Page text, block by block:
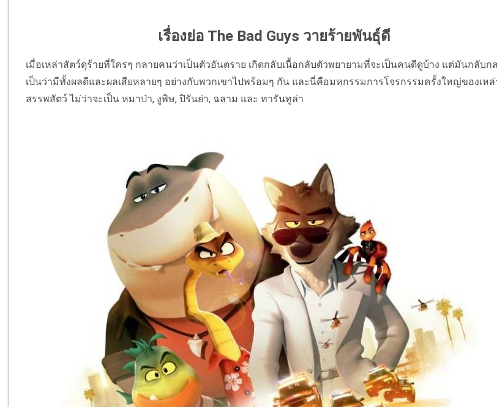
เรื่องย่อ The Bad Guys วายร้ายพันธุ์ดี
เมื่อเหล่าสัตว์ดุร้ายที่ใครๆ กลายคนว่าเป็นตัวอันตราย เกิดกลับเนื้อกลับตัวพยายามที่จะเป็นคนดีดูบ้าง แต่มันกลับก
เป็นว่ามีทั้งผลดีและผลเสียหลายๆ อย่างกับพวกเขาไปพร้อมๆ กัน และนี่คือมหกรรมการโจรกรรมครั้งใหญ่ของเหล่
สรรพสัตว์ ไม่ว่าจะเป็น หมาป่า, งูพิษ, ปิรันย่า, ฉลาม และ ทารันทูล่า